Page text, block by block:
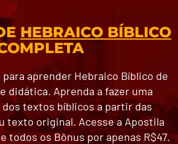
HEBRAICO BÍBLICO
aprender Hebraico Bíblico de
didática. Aprenda a fazer uma
dos textos bíblicos a partir das
texto original. Acesse a Apostila
todos os Bônus por apenas R$47.